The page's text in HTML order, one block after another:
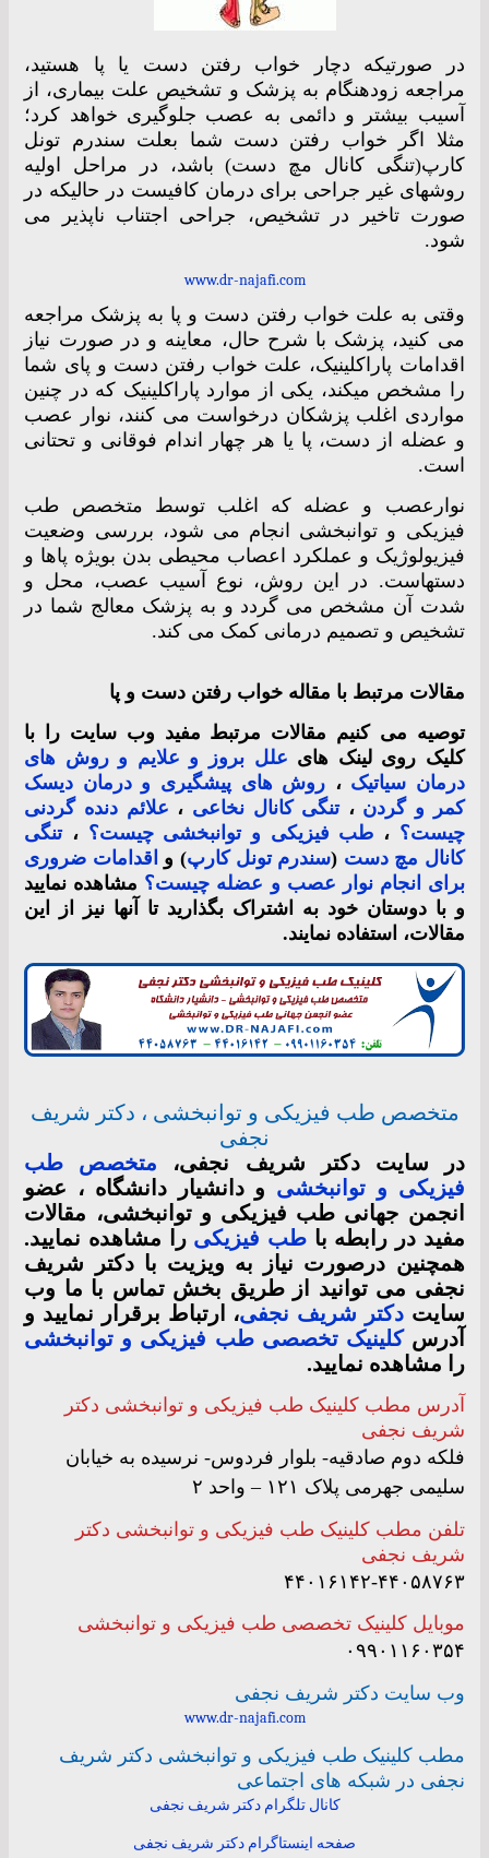
در صورتیکه دچار خواب رفتن دست یا پا هستید،
مراجعه زودهنگام به پزشک و تشخیص علت بیماری، از
آسیب بیشتر و دائمی به عصب جلوگیری خواهد کرد؛
مثلا اگر خواب رفتن دست شما بعلت سندرم تونل
کارپ(تنگی کانال مچ دست) باشد، در مراحل اولیه
روشهای غیر جراحی برای درمان کافیست در حالیکه در
صورت تاخیر در تشخیص، جراحی اجتناب ناپذیر می
شود.
www.dr-najafi.com
وقتی به علت خواب رفتن دست و پا به پزشک مراجعه
می کنید، پزشک با شرح حال، معاینه و در صورت نیاز
اقدامات پاراکلینیک، علت خواب رفتن دست و پای شما
را مشخص میکند، یکی از موارد پاراکلینیک که در چنین
مواردی اغلب پزشکان درخواست می کنند، نوار عصب
و عضله از دست، پا یا هر چهار اندام فوقانی و تحتانی
است.
نوارعصب و عضله که اغلب توسط متخصص طب
فیزیکی و توانبخشی انجام می شود، بررسی وضعیت
فیزیولوژیک و عملکرد اعصاب محیطی بدن بویژه پاها و
دستهاست. در این روش، نوع آسیب عصب، محل و
شدت آن مشخص می گردد و به پزشک معالج شما در
تشخیص و تصمیم درمانی کمک می کند.
مقالات مرتبط با مقاله خواب رفتن دست و پا
توصیه می کنیم مقالات مرتبط مفید وب سایت را با
کلیک روی لینک های علل بروز و علایم و روش های
درمان سیاتیک ، روش های پیشگیری و درمان دیسک
کمر و گردن ،تنگی کانال نخاعی ، علائم دنده گردنی
چیست؟ ، طب فیزیکی و توانبخشی چیست؟ ،تنگی
کانال مچ دست (سندرم تونل کارپ) و اقدامات ضروری
برای انجام نوار عصب و عضله چیست؟ مشاهده نمایید
و با دوستان خود به اشتراک بگذارید تا آنها نیز از این
مقالات، استفاده نمایند.
متخصص طب فیزیکی و توانبخشی ، دکتر شریف
نجفی
در سایت دکتر شریف نجفی، متخصص طب
فیزیکی و توانبخشی و دانشیار دانشگاه ، عضو
انجمن جهانی طب فیزیکی و توانبخشی، مقالات
مفید در رابطه با طب فیزیکی را مشاهده نمایید.
همچنین درصورت نیاز به ویزیت با دکتر شریف
نجفی می توانید از طریق بخش تماس با ما وب
سایتدکتر شریف نجفی، ارتباط برقرار نمایید و
آدرسکلینیک تخصصی طب فیزیکی و توانبخشی
را مشاهده نمایید.
آدرس مطب کلینیک طب فیزیکی و توانبخشی دکتر
شریف نجفی
فلکه دوم صادقیه- بلوار فردوس- نرسیده به خیابان
سلیمی جهرمی پلاک ۱۲۱ – واحد ۲
تلفن مطب کلینیک طب فیزیکی و توانبخشی دکتر
شریف نجفی
۴۴۰۱۶۱۴۲-۴۴۰۵۸۷۶۳
موبایل کلینیک تخصصی طب فیزیکی و توانبخشی
۰۹۹۰۱۱۶۰۳۵۴
وب سایت دکتر شریف نجفی
www.dr-najafi.com
مطب کلینیک طب فیزیکی و توانبخشی دکتر شریف
نجفی در شبکه های اجتماعی
کانال تلگرام دکتر شریف نجفی
صفحه اینستاگرام دکتر شریف نجفی